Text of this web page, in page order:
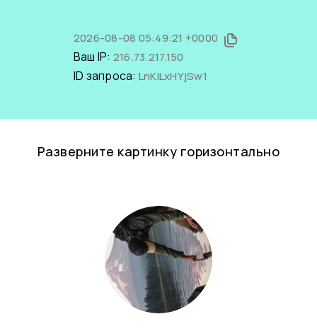
2026-08-08 05:49:21 +0000
Ваш IP: 216.73.217.150
ID запроса: LnKiLxHYjSw1
Разверните картинку горизонтально